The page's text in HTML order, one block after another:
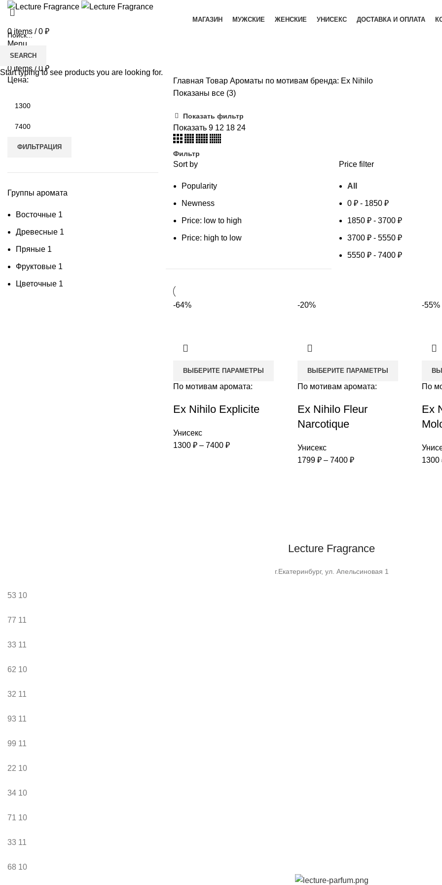
МАГАЗИН МУЖСКИЕ ЖЕНСКИЕ УНИСЕКС ДОСТАВКА И ОПЛАТА
0 items / 0 ₽
Menu
0 items / 0 ₽
Цена:
ФИЛЬТРАЦИЯ
Группы аромата
Восточные 1
Древесные 1
Пряные 1
Фруктовые 1
Цветочные 1
Главная Товар Ароматы по мотивам бренда: Ex Nihilo
Показаны все (3)
Показать фильтр
Показать 9 12 18 24
Фильтр
Sort by
Popularity
Newness
Price: low to high
Price: high to low
Price filter
All
0 ₽ - 1850 ₽
1850 ₽ - 3700 ₽
3700 ₽ - 5550 ₽
5550 ₽ - 7400 ₽
-64%
ВЫБЕРИТЕ ПАРАМЕТРЫ
По мотивам аромата:
Ex Nihilo Explicite
Унисекс
1300 ₽ – 7400 ₽Диапазон
-20%
ВЫБЕРИТЕ ПАРАМЕТРЫ
По мотивам аромата:
Ex Nihilo Fleur
Narcotique
Унисекс
1799 ₽ – 7400 ₽Диапазон
-55%
По
Ex
1300
Lecture Fragrance
г.Екатеринбург, ул. Апельсиновая 1
53 10
77 11
33 11
62 10
32 11
93 11
99 11
22 10
34 10
71 10
33 11
68 10
SEARCH
Start typing to see products you are looking for.